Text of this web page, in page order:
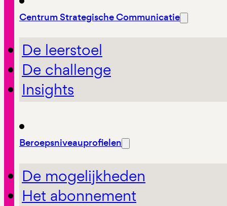
Centrum Strategische Communicatie
De leerstoel
De challenge
Insights
Beroepsniveauprofielen
De mogelijkheden
Het abonnement